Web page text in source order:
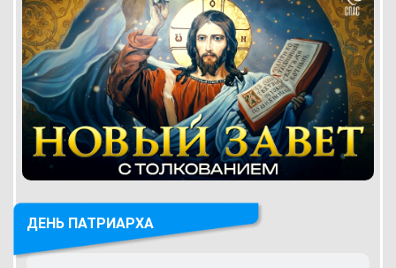
ДЕНЬ ПАТРИАРХА